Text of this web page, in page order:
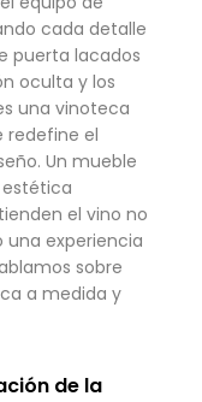
cada detalle
puerta lacados
oculta y los
una vinoteca
redefine el
Un mueble
el vino no
una experiencia
sobre
a medida y
de la